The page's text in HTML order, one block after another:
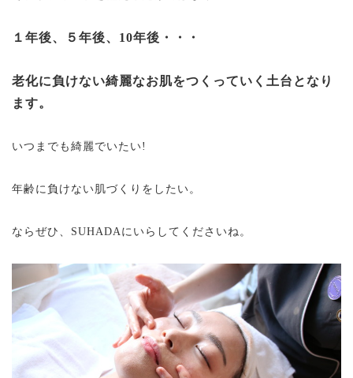
１年後、５年後、10年後・・・
老化に負けない綺麗なお肌をつくっていく土台となり
ます。
いつまでも綺麗でいたい!
年齢に負けない肌づくりをしたい。
ならぜひ、SUHADAにいらしてくださいね。